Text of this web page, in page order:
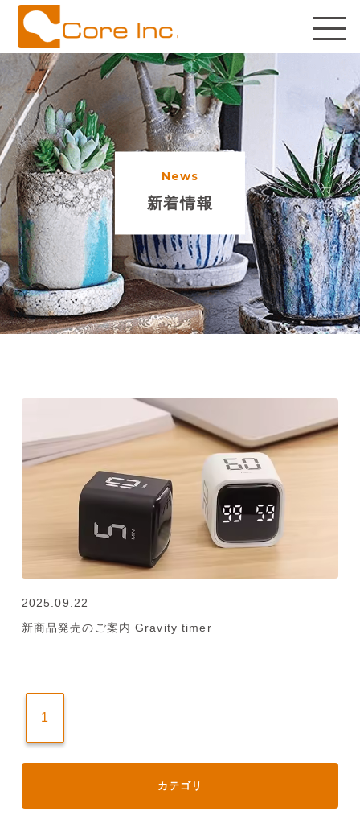
News
新着情報
2025.09.22
新商品発売のご案内 Gravity timer
1
カテゴリ